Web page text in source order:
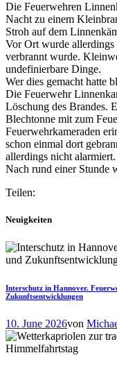
Die Feuerwehren
Nacht zu einem
Stroh auf dem
Vor Ort wurde allerdings
verbrannt wurde.
undefinierbare Dinge.
Wer dies gemacht hatte
Die Feuerwehr
Löschung des Brandes.
Blechtonne mit zum
Feuerwehrkameraden
schon einmal dort
allerdings nicht alarmiert.
Nach rund einer Stunde
Teilen:
Neuigkeiten
Interschutz in Hannover.
Zukunftsentwicklungen
10. June 2026von